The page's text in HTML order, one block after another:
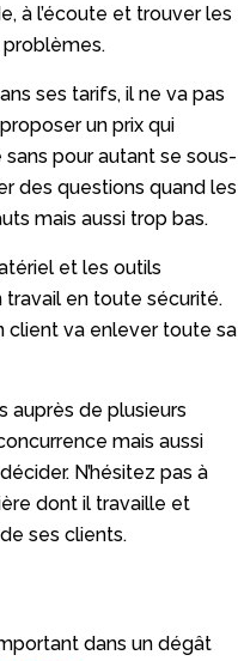
à l’écoute et trouver les
ses tarifs, il ne va pas
un prix qui
pour autant se sous-
des questions quand les
mais aussi trop bas.
et les outils
travail en toute sécurité.
client va enlever toute sa
auprès de plusieurs
mais aussi
N’hésitez pas à
dont il travaille et
ses clients.
dans un dégât